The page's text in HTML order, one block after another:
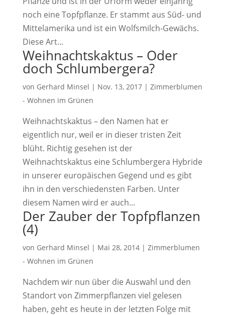
noch eine Topfpflanze. Er stammt aus Süd- und
Mittelamerika und ist ein Wolfsmilch-Gewächs.
Diese Art...
Weihnachtskaktus – Oder
doch Schlumbergera?
von Gerhard Minsel | Nov. 13, 2017| Zimmerblumen
- Wohnen im Grünen
Weihnachtskaktus – den Namen hat er
eigentlich nur, weil er in dieser tristen Zeit
blüht. Richtig gesehen ist der
Weihnachtskaktus eine Schlumbergera Hybride
in unserer europäischen Gegend und es gibt
ihn in den verschiedensten Farben. Unter
diesem Namen wird er auch...
Der Zauber der Topfpflanzen
(4)
von Gerhard Minsel | Mai 28, 2014| Zimmerblumen
- Wohnen im Grünen
Nachdem wir nun über die Auswahl und den
Standort von Zimmerpflanzen viel gelesen
haben, geht es heute in der letzten Folge mit